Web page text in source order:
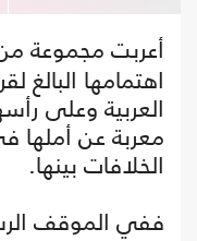
أعربت مجموعة
اهتمامها البالغ
العربية وعلى
معربة عن أملها
الخلافات بينها.
ففي الموقف